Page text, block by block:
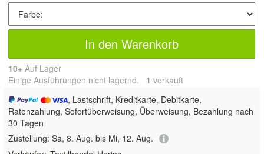
In den Warenkorb
10+ Auf Lager
Einige Ausführungen nicht lagernd. 1 verkauft
, Lastschrift, Kreditkarte, Debitkarte,
Ratenzahlung, Sofortüberweisung, Überweisung, Bezahlung nach
30 Tagen
Zustellung: Sa, 8. Aug. bis Mi, 12. Aug.